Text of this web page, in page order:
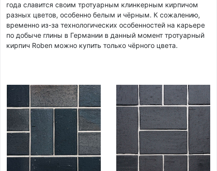
года славится своим тротуарным клинкерным кирпичом
разных цветов, особенно белым и чёрным. К сожалению,
временно из-за технологических особенностей на карьере
по добыче глины в Германии в данный момент тротуарный
кирпич Roben можно купить только чёрного цвета.